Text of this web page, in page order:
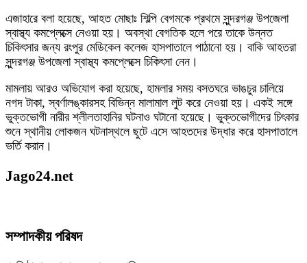
এজাহারে বলা হয়েছে, আহত মোছাঃ শিল্পি বেগমকে প্রথমে সুন্দরগঞ্জ উপজেলা
স্বাস্থ্য কমপ্লেক্সে নেওয়া হয়। অবস্থা বেগতিক হলে পরে তাকে উন্নত
চিকিৎসার জন্য রংপুর মেডিকেল কলেজ হাসপাতালে পাঠানো হয়। বাকি আহতরা
সুন্দরগঞ্জ উপজেলা স্বাস্থ্য কমপ্লেক্সে চিকিৎসা নেন।
মামলায় আরও অভিযোগ করা হয়েছে, হামলার সময় বসতঘরে ভাঙচুর চালিয়ে
নগদ টাকা, স্বর্ণালঙ্কারসহ বিভিন্ন মালামাল লুট করে নেওয়া হয়। একই সঙ্গে
ভুক্তভোগী নারীর শ্লীলতাহানির ঘটনাও ঘটানো হয়েছে। ভুক্তভোগীদের চিৎকার
শুনে স্থানীয় লোকজন ঘটনাস্থলে ছুটে এসে আহতদের উদ্ধার করে হাসপাতালে
ভর্তি করান।
Jago24.net
সম্পাদকীয় পরিষদ